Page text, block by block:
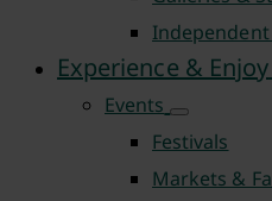
Experience & Enjoy
Events
Festivals
Markets &